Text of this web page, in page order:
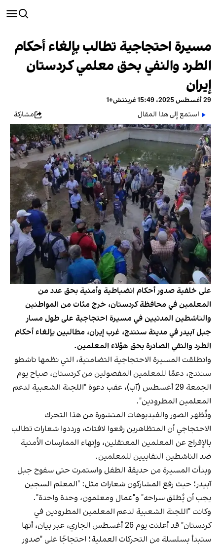
مسيرة احتجاجية تطالب بإلغاء أحكام
الطرد والنفي بحق معلمي كردستان
إيران
29 أغسطس 2025، 15:49 غرينتش+1
استمع إلى هذا المقال
مشاركة
على خلفية صدور أحكام انضباطية وأمنية بحق عدد من
المعلمين في محافظة كردستان، خرج مئات من المواطنين
والناشطين المدنيين في مسيرة احتجاجية على طول مسار
جبل آبيدر في مدينة سنندج، غرب إيران، مطالبين بإلغاء أحكام
الطرد والنفي الصادرة بحق هؤلاء المعلمين.
وانطلقت المسيرة الاحتجاجية التضامنية، التي نظمها ناشطو
سنندج، دعمًا للمعلمين المفصولين من كردستان، صباح يوم
الجمعة 29 أغسطس (آب)، عقب دعوة "اللجنة الشعبية لدعم
المعلمين المطرودين".
وتُظهر الصور والفيديوهات المنشورة من هذا التحرك
الاحتجاجي أن المتظاهرين رفعوا لافتات، ورددوا شعارات تطالب
بالإفراج عن المعلمين المعتقلين، وإنهاء الممارسات الأمنية
ضد الناشطين النقابيين للمعلمين.
وبدأت المسيرة من حديقة الطفل واستمرت حتى سفوح جبل
آبيدر؛ حيث رفع المشاركون شعارات مثل: "المعلم السجين
يجب أن يُطلق سراحه" و"عمال ومعلمون، وحدة واحدة".
وكانت "اللجنة الشعبية لدعم المعلمين المطرودين في
كردستان" قد أعلنت يوم 26 أغسطس الجاري، عبر بيان، أنها
ستبدأ بسلسلة من التحركات العملية؛ احتجاجًا على "صدور